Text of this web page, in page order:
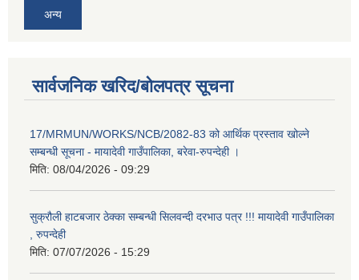
अन्य
सार्वजनिक खरिद/बोलपत्र सूचना
17/MRMUN/WORKS/NCB/2082-83 को आर्थिक प्रस्ताव खोल्ने
सम्बन्धी सूचना - मायादेवी गाउँपालिका, बरेवा-रुपन्देही ।
मिति: 08/04/2026 - 09:29
सुक्रौली हाटबजार ठेक्का सम्बन्धी सिलवन्दी दरभाउ पत्र !!! मायादेवी गाउँपालिका
, रुपन्देही
मिति: 07/07/2026 - 15:29